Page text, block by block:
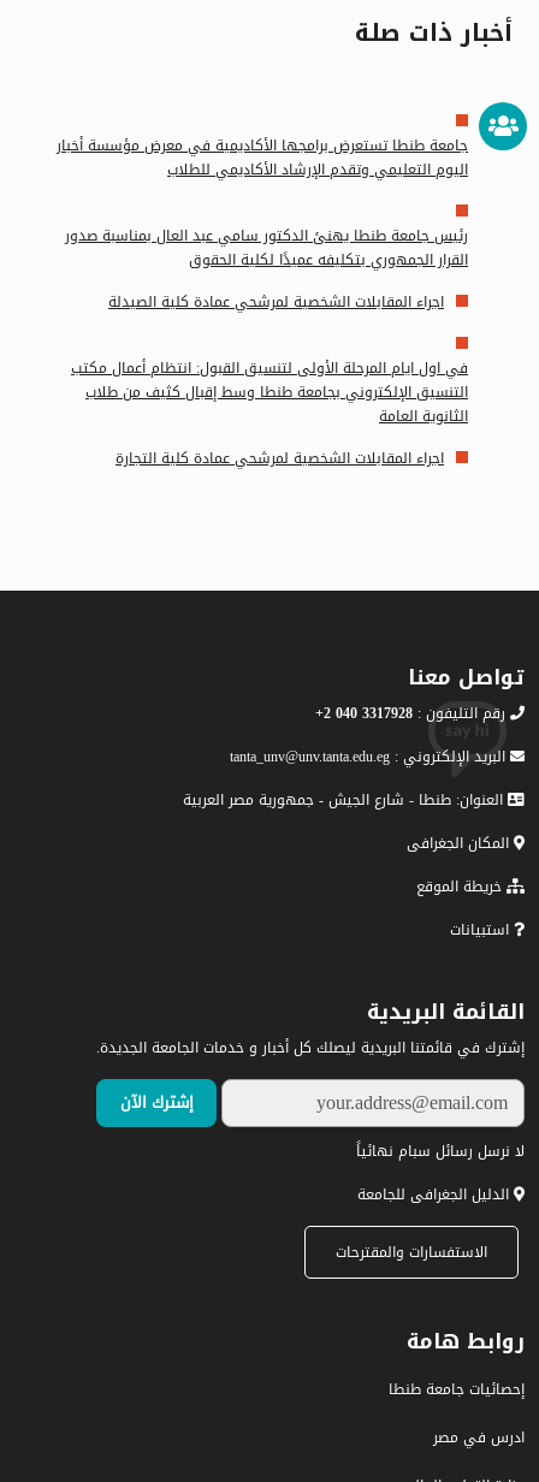
أخبار ذات صلة
جامعة طنطا تستعرض برامجها الأكاديمية في معرض مؤسسة أخبار
اليوم التعليمي وتقدم الإرشاد الأكاديمي للطلاب
رئيس جامعة طنطا يهنئ الدكتور سامي عبد العال بمناسبة صدور
القرار الجمهوري بتكليفه عميدًا لكلية الحقوق
اجراء المقابلات الشخصية لمرشحي عمادة كلية الصيدلة
في اول ايام المرحلة الأولى لتنسيق القبول: انتظام أعمال مكتب
التنسيق الإلكتروني بجامعة طنطا وسط إقبال كثيف من طلاب
الثانوية العامة
اجراء المقابلات الشخصية لمرشحي عمادة كلية التجارة
تواصل معنا
رقم التليفون : 3317928 040 2+
البريد الإلكتروني : tanta_unv@unv.tanta.edu.eg
العنوان: طنطا - شارع الجيش - جمهورية مصر العربية
المكان الجغرافى
خريطة الموقع
استبيانات
القائمة البريدية
إشترك في قائمتنا البريدية ليصلك كل أخبار و خدمات الجامعة الجديدة.
لا نرسل رسائل سبام نهائياً
الدليل الجغرافى للجامعة
الاستفسارات والمقترحات
روابط هامة
إحصائيات جامعة طنطا
ادرس في مصر